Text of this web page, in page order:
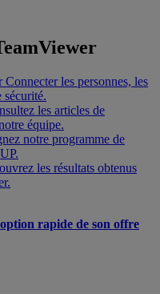
Connecter les personnes, les
sécurité.
les articles de
équipe.
notre programme de
les résultats obtenus
rapide de son offre